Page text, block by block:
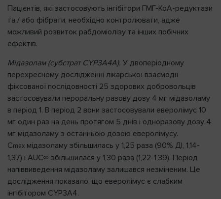
Пацієнтів, які застосовують інгібітори ГМГ-КоА-редуктази
та / або фібрати, необхідно контролювати, адже
можливий розвиток рабдоміолізу та інших побічних
ефектів.
Мідазолам (субстрат CYP3A4A). У двоперіодному
перехресному дослідженні лікарської взаємодії
фіксованої послідовності 25 здорових добровольців
застосовували пероральну разову дозу 4 мг мідазоламу
в період 1. В період 2 вони застосовували еверолімус 10
мг один раз на день протягом 5 днів і одноразову дозу 4
мг мідазоламу з останньою дозою еверолімусу.
Cmax мідазоламу збільшилась у 1,25 раза (90% ДІ, 1,14-
1,37) і AUC∞ збільшилася у 1,30 раза (1,22-1,39). Період
напіввиведення мідазоламу залишався незміненим. Це
дослідження показало, що еверолімус є слабким
інгібітором CYP3A4.